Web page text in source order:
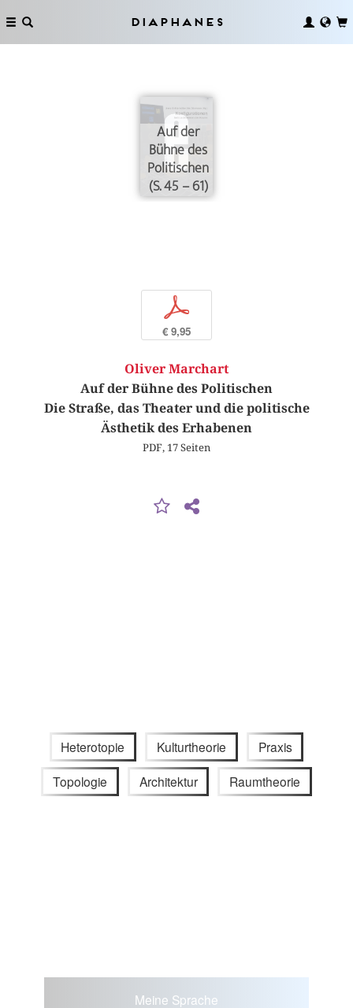
Diaphanes
Auf der
Bühne des
Politischen
(S. 45 – 61)
p
€ 9,95
Oliver Marchart
Auf der Bühne des Politischen
Die Straße, das Theater und die politische
Ästhetik des Erhabenen
PDF, 17 Seiten
Heterotopie Kulturtheorie Praxis
Topologie Architektur Raumtheorie
Meine Sprache